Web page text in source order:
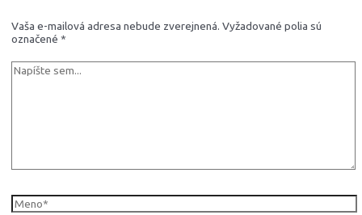
Vaša e-mailová adresa nebude zverejnená. Vyžadované polia sú
označené *
Napíšte
sem...
Meno*